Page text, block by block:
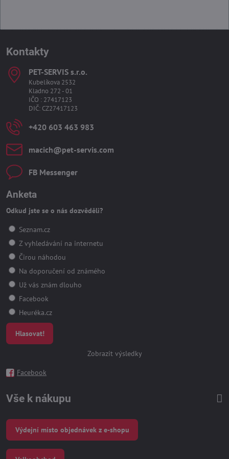
Kontakty
PET-SERVIS s​.r​.o​.
Kubelíkova 2532
Kladno 272 - 01
IČO : 27417123
DIČ: CZ27417123
+420 603 463 983
macich​@pet-servis​.com
FB Messenger
Anketa
Odkud jste se o nás dozvěděli?
Seznam.cz
Z vyhledávání na internetu
Čirou náhodou
Na doporučení od známého
Už vás znám dlouho
Facebook
Heuréka.cz
Hlasovat!
Zobrazit výsledky
Facebook
Vše k nákupu
Výdejní místo objednávek z e-shopu